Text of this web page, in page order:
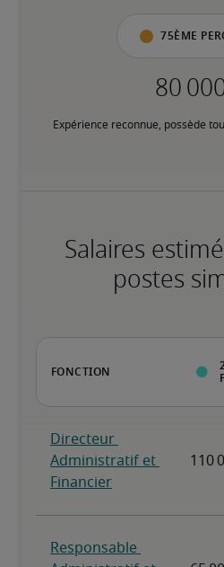
75ème
Expérience reconnue, possède
Salaires
postes